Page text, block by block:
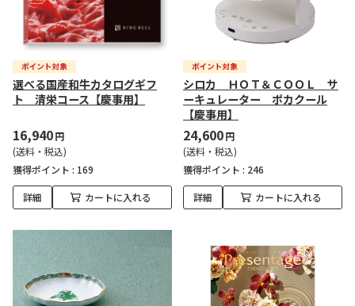
選べる国産和牛カタログギフ
ト 清栄コース【慶事用】
16,940円
(送料・税込)
獲得ポイント : 169
詳細 カートに入れる
シロカ ＨＯＴ＆ＣＯＯＬ サ
ーキュレーター ポカクール
【慶事用】
24,600円
(送料・税込)
獲得ポイント : 246
詳細 カートに入れる